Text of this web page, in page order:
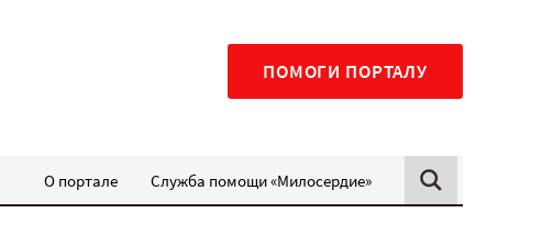
ПОМОГИ ПОРТАЛУ
О портале Служба помощи «Милосердие»